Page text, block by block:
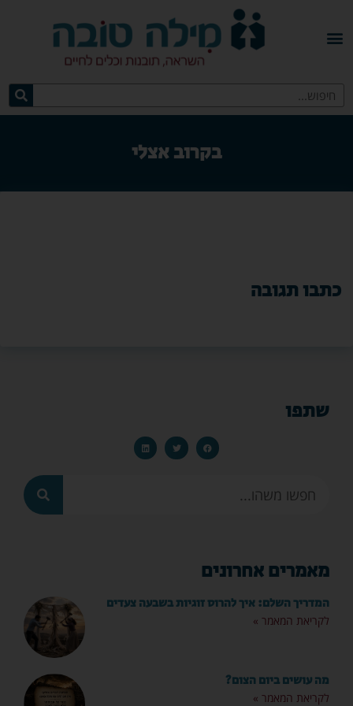
בקרוב אצלי
כתבו תגובה
שתפו
מאמרים אחרונים
המדריך השלם: איך להרוס זוגיות בשבעה צעדים
לקריאת המאמר »
מה עושים ביום הצום?
לקריאת המאמר »